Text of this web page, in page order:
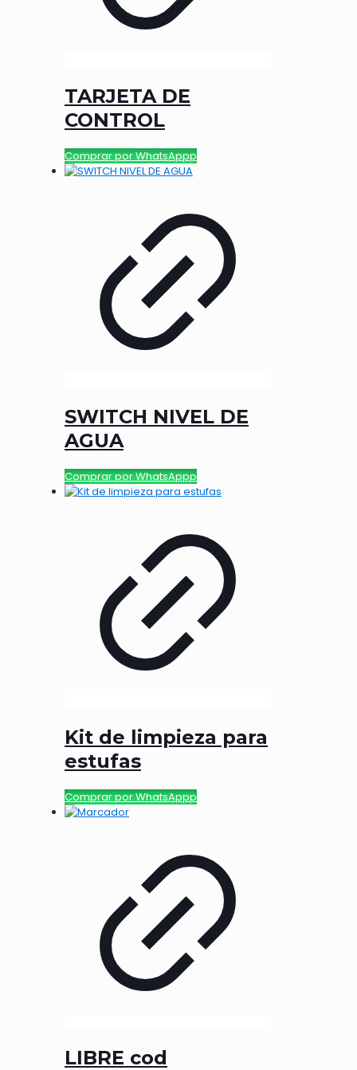
TARJETA DE
CONTROL
Comprar por WhatsAppp
SWITCH NIVEL DE
AGUA
Comprar por WhatsAppp
Kit de limpieza para
estufas
Comprar por WhatsAppp
LIBRE cod